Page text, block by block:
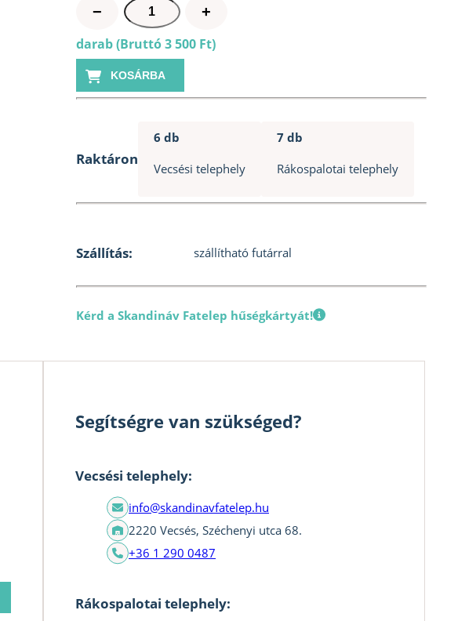
−
Gyógynövény
keverék
szauna
illat
100ml
mennyiség
+
darab (Bruttó 3 500 Ft)
KOSÁRBA
Raktáron
6 db
Vecsési telephely
7 db
Rákospalotai telephely
Szállítás: szállítható futárral
Kérd a Skandináv Fatelep hűségkártyát!
Segítségre van szükséged?
Vecsési telephely:
info@skandinavfatelep.hu
2220 Vecsés, Széchenyi utca 68.
+36 1 290 0487
Rákospalotai telephely: